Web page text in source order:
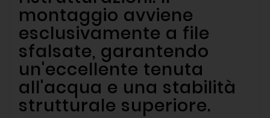
montaggio avviene
esclusivamente a file
sfalsate, garantendo
un'eccellente tenuta
all'acqua e una stabilità
strutturale superiore.